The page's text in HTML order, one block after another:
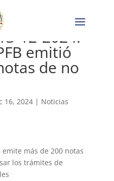
12-2024.-
emitió
de no
16, 2024| Noticias
emite más de 200 notas
los trámites de